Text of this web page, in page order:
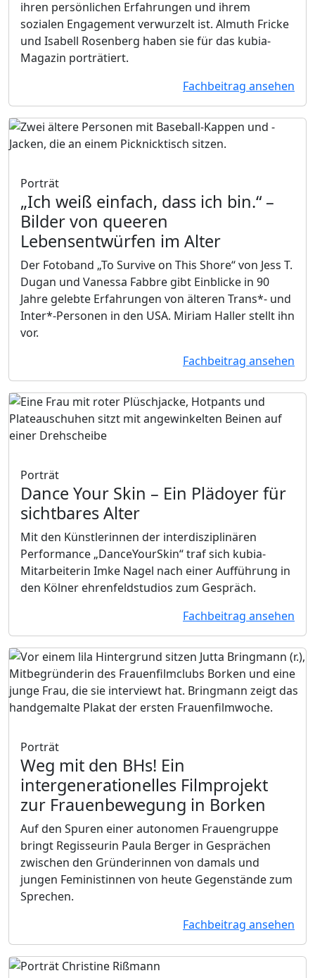
ihren persönlichen Erfahrungen und ihrem
sozialen Engagement verwurzelt ist. Almuth Fricke
und Isabell Rosenberg haben sie für das kubia-
Magazin porträtiert.
Fachbeitrag ansehen
Porträt
„Ich weiß einfach, dass ich bin.“ –
Bilder von queeren
Lebensentwürfen im Alter
Der Fotoband „To Survive on This Shore“ von Jess T.
Dugan und Vanessa Fabbre gibt Einblicke in 90
Jahre gelebte Erfahrungen von älteren Trans*- und
Inter*-Personen in den USA. Miriam Haller stellt ihn
vor.
Fachbeitrag ansehen
Porträt
Dance Your Skin – Ein Plädoyer für
sichtbares Alter
Mit den Künstlerinnen der interdisziplinären
Performance „DanceYourSkin“ traf sich kubia-
Mitarbeiterin Imke Nagel nach einer Aufführung in
den Kölner ehrenfeldstudios zum Gespräch.
Fachbeitrag ansehen
Porträt
Weg mit den BHs! Ein
intergenerationelles Filmprojekt
zur Frauenbewegung in Borken
Auf den Spuren einer autonomen Frauengruppe
bringt Regisseurin Paula Berger in Gesprächen
zwischen den Gründerinnen von damals und
jungen Feministinnen von heute Gegenstände zum
Sprechen.
Fachbeitrag ansehen